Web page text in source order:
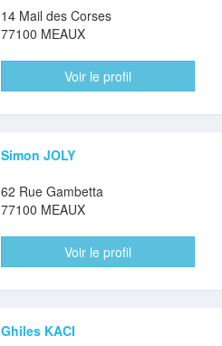
14 Mail des Corses
77100 MEAUX
Voir le profil
Simon JOLY
62 Rue Gambetta
77100 MEAUX
Voir le profil
Ghiles KACI